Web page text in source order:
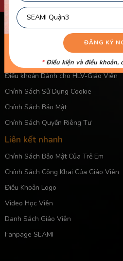
Chính sách & điều khoản
Thông Tin Chủ Sở Hữu Website
Điều Khoản Dành Cho Học Viên Và
Điều khoản Dành cho HLV-Giáo Viên
Chính Sách Sử Dụng Cookie
Chính Sách Bảo Mật
Chính Sách Quyền Riêng Tư
Liên kết nhanh
Chính Sách Bảo Mật Của Trẻ Em
Chính Sách Công Khai Của Giáo Viên
Điều Khoản Logo
Video Học Viên
Danh Sách Giáo Viên
Fanpage SEAMI
*Điều kiện và điều khoản,